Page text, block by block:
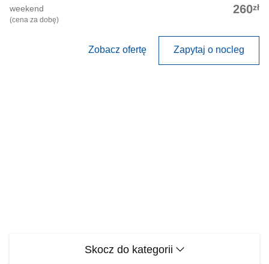
260zł
weekend
(cena za dobę)
Zobacz ofertę Zapytaj o nocleg
Skocz do kategorii